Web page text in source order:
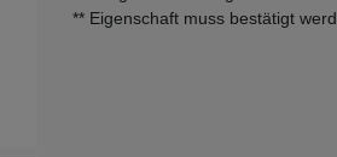
** Eigenschaft muss bestätigt